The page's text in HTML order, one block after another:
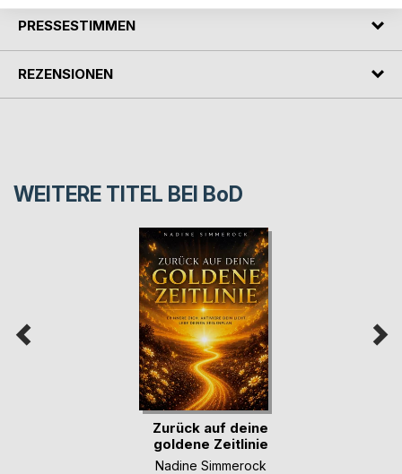
PRESSESTIMMEN
REZENSIONEN
WEITERE TITEL BEI BoD
Zurück auf deine
goldene Zeitlinie
Nadine Simmerock